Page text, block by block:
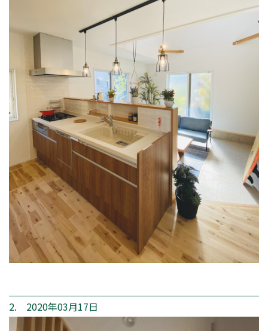
2. 2020年03月17日